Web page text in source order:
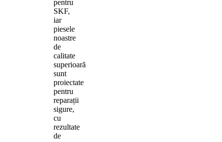
pentru
SKF,
iar
piesele
noastre
de
calitate
superioară
sunt
proiectate
pentru
reparații
sigure,
cu
rezultate
de